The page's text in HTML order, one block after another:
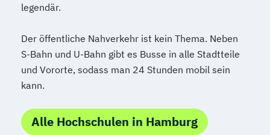
legendär.
Der öffentliche Nahverkehr ist kein Thema. Neben
S-Bahn und U-Bahn gibt es Busse in alle Stadtteile
und Vororte, sodass man 24 Stunden mobil sein
kann.
Alle Hochschulen in Hamburg